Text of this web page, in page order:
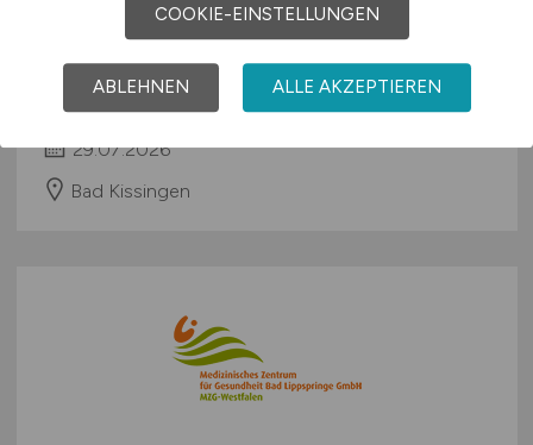
unsere Exklusivstation -
SalutoCare
Klinik Bavaria GmbH & Co. KG
29.07.2026
Bad Kissingen
COOKIE-EINSTELLUNGEN
ABLEHNEN ALLE AKZEPTIEREN